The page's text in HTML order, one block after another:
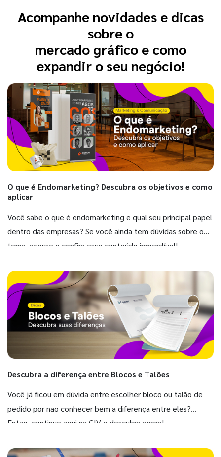
Acompanhe novidades e dicas
sobre o
mercado gráfico e como
expandir o seu negócio!
O que é Endomarketing? Descubra os objetivos e como
aplicar
Você sabe o que é endomarketing e qual seu principal papel
dentro das empresas? Se você ainda tem dúvidas sobre o
tema, acesse e confira esse conteúdo imperdível!
Descubra a diferença entre Blocos e Talões
Você já ficou em dúvida entre escolher bloco ou talão de
pedido por não conhecer bem a diferença entre eles?
Então, continue aqui na GIV e descubra agora!